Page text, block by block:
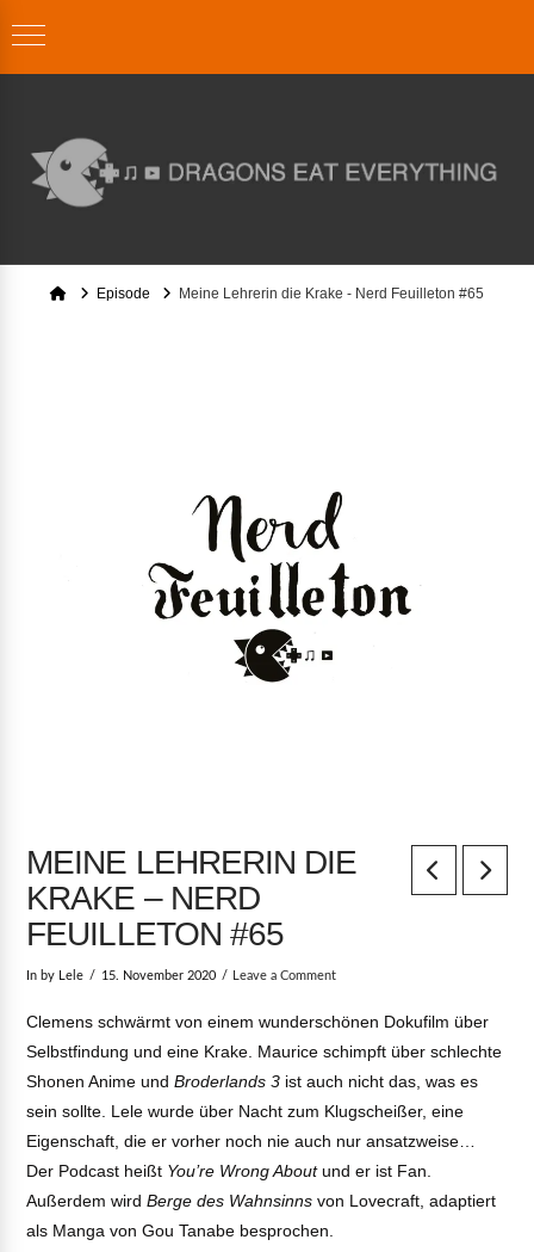
HomeEpisode Meine Lehrerin die Krake - Nerd Feuilleton #65
MEINE LEHRERIN DIE
KRAKE – NERD
FEUILLETON #65
In by Lele 15. November 2020 Leave a Comment
Clemens schwärmt von einem wunderschönen Dokufilm über
Selbstfindung und eine Krake. Maurice schimpft über schlechte
Shonen Anime undBroderlands 3 ist auch nicht das, was es
sein sollte. Lele wurde über Nacht zum Klugscheißer, eine
Eigenschaft, die er vorher noch nie auch nur ansatzweise…
Der Podcast heißt You’re Wrong Aboutund er ist Fan.
Außerdem wirdBerge des Wahnsinns von Lovecraft, adaptiert
als Manga von Gou Tanabe besprochen.